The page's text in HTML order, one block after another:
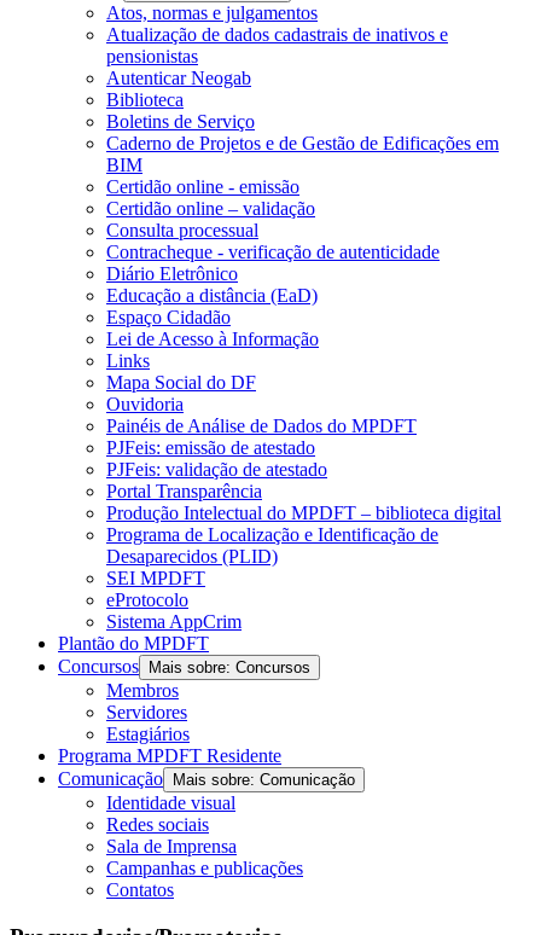
Atos, normas e julgamentos
Atualização de dados cadastrais de inativos e
pensionistas
Autenticar Neogab
Biblioteca
Boletins de Serviço
Caderno de Projetos e de Gestão de Edificações em
BIM
Certidão online - emissão
Certidão online – validação
Consulta processual
Contracheque - verificação de autenticidade
Diário Eletrônico
Educação a distância (EaD)
Espaço Cidadão
Lei de Acesso à Informação
Links
Mapa Social do DF
Ouvidoria
Painéis de Análise de Dados do MPDFT
PJFeis: emissão de atestado
PJFeis: validação de atestado
Portal Transparência
Produção Intelectual do MPDFT – biblioteca digital
Programa de Localização e Identificação de
Desaparecidos (PLID)
SEI MPDFT
eProtocolo
Sistema AppCrim
Plantão do MPDFT
Concursos
Mais sobre: Concursos
Membros
Servidores
Estagiários
Programa MPDFT Residente
Comunicação
Mais sobre: Comunicação
Identidade visual
Redes sociais
Sala de Imprensa
Campanhas e publicações
Contatos